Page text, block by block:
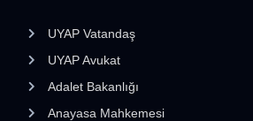
UYAP Vatandaş
UYAP Avukat
Adalet Bakanlığı
Anayasa Mahkemesi